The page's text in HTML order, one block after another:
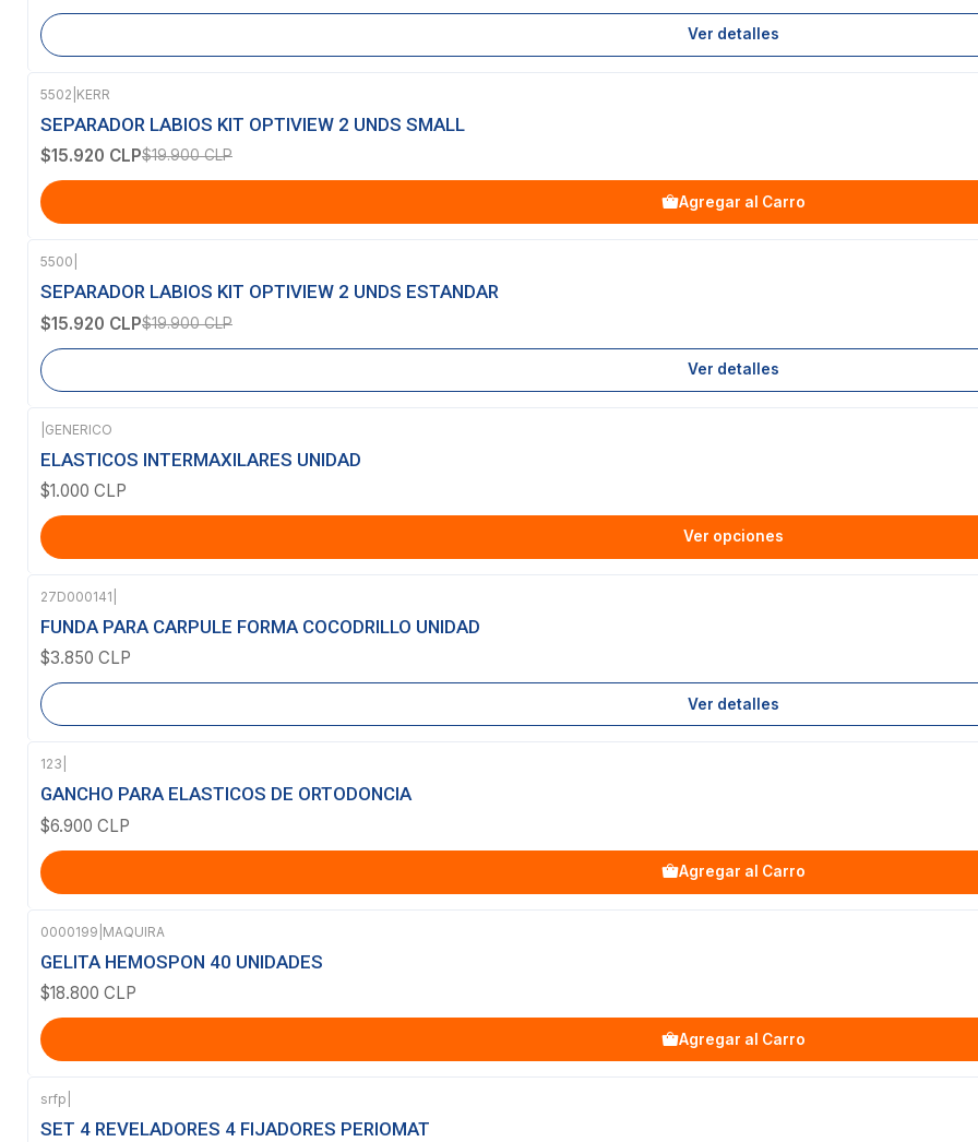
Ver detalles
-20% OFF
5502 KERR
SEPARADOR LABIOS KIT OPTIVIEW 2 UNDS SMALL
$15.920 CLP$19.900 CLP
Agregar al Carro
-20% OFF
Agotado
5500
SEPARADOR LABIOS KIT OPTIVIEW 2 UNDS ESTANDAR
$15.920 CLP$19.900 CLP
Ver detalles
GENERICO
ELASTICOS INTERMAXILARES UNIDAD
$1.000 CLP
Ver opciones
Agotado
27D000141
FUNDA PARA CARPULE FORMA COCODRILLO UNIDAD
$3.850 CLP
Ver detalles
123
GANCHO PARA ELASTICOS DE ORTODONCIA
$6.900 CLP
Agregar al Carro
0000199 MAQUIRA
GELITA HEMOSPON 40 UNIDADES
$18.800 CLP
Agregar al Carro
Agotado
srfp
SET 4 REVELADORES 4 FIJADORES PERIOMAT